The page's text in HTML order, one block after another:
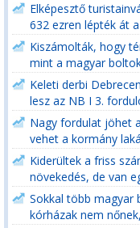
Elképesztő
632 ezren lépték át
Kiszámolták, hogy
mint a magyar
Keleti derbi
lesz az NB I 3.
Nagy fordulat jöhet
vehet a kormány
Kiderültek a friss
növekedés, de van
Sokkal több magyar
kórházak nem